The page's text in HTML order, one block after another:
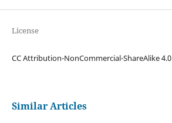
License
CC Attribution-NonCommercial-ShareAlike 4.0
Similar Articles